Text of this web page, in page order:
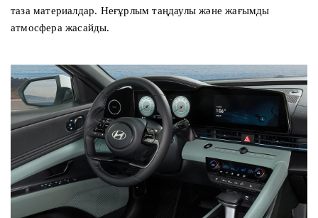
таза материалдар. Неғұрлым таңдаулы және жағымды
атмосфера жасайды.